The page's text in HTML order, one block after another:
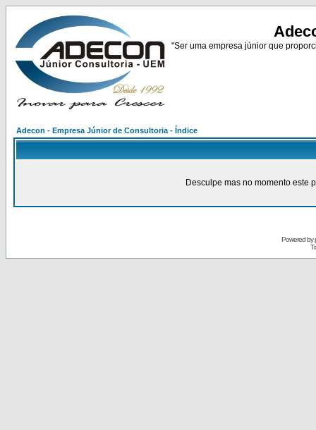
"Ser uma empresa júnior que
Adecon - Empresa Júnior de Consultoria - Índice
Desculpe mas no momento este
Powered by